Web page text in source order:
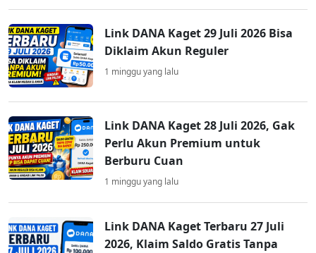
Link DANA Kaget 29 Juli 2026 Bisa
Diklaim Akun Reguler
1 minggu yang lalu
Link DANA Kaget 28 Juli 2026, Gak
Perlu Akun Premium untuk
Berburu Cuan
1 minggu yang lalu
Link DANA Kaget Terbaru 27 Juli
2026, Klaim Saldo Gratis Tanpa